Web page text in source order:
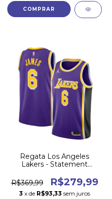
COMPRAR
Regata Los Angeles
Lakers - Statement
R$369,99
R$279,99
3 x de R$93,33 sem juros